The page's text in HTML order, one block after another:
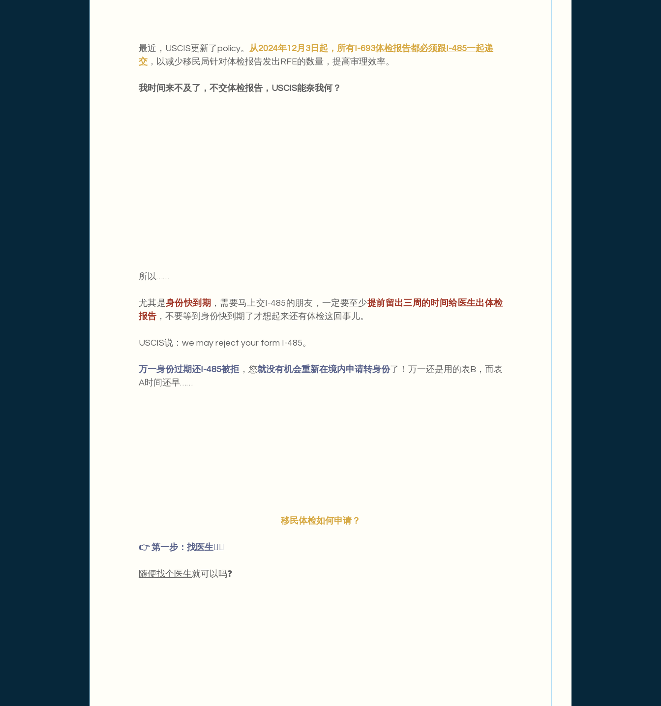
最近，USCIS更新了policy。 从2024年12月3日起，所有I-693体检报告都必须跟I-485一起递
交 ，以减少移民局针对体检报告发出RFE的数量，提高审理效率。
我时间来不及了，不交体检报告，USCIS能奈我何？
所以……
尤其是身份快到期 ，需要马上交I-485的朋友，一定要至少提前留出三周的时间给医生出体检
报告 ，不要等到身份快到期了才想起来还有体检这回事儿。
USCIS说：we may reject your form I-485。
万一身份过期还I-485被拒 ，您就没有机会重新在境内申请转身份了！万一还是用的表B，而表
A时间还早……
移民体检如何申请？
👉 第一步：找医生👩‍⚕️
随便找个医生就可以吗❓